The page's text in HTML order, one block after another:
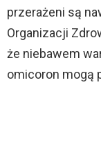
przerażeni są
Organizacji
że niebawem
omicoron mogą